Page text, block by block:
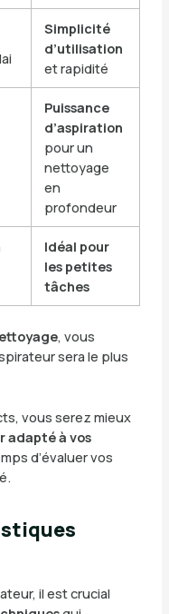
Simplicité
d’utilisation
et rapidité
Puissance
d’aspiration
pour un
nettoyage
en
profondeur
Idéal pour
les petites
tâches
, vous
sera le plus
vous serez mieux
adapté à vos
d’évaluer vos
il est crucial